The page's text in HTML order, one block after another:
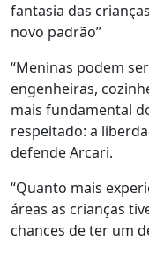
fantasia das
novo padrão”
“Meninas podem
engenheiras,
mais fundamental
respeitado: a
defende Arcari.
“Quanto mais
áreas as crianças
chances de ter um